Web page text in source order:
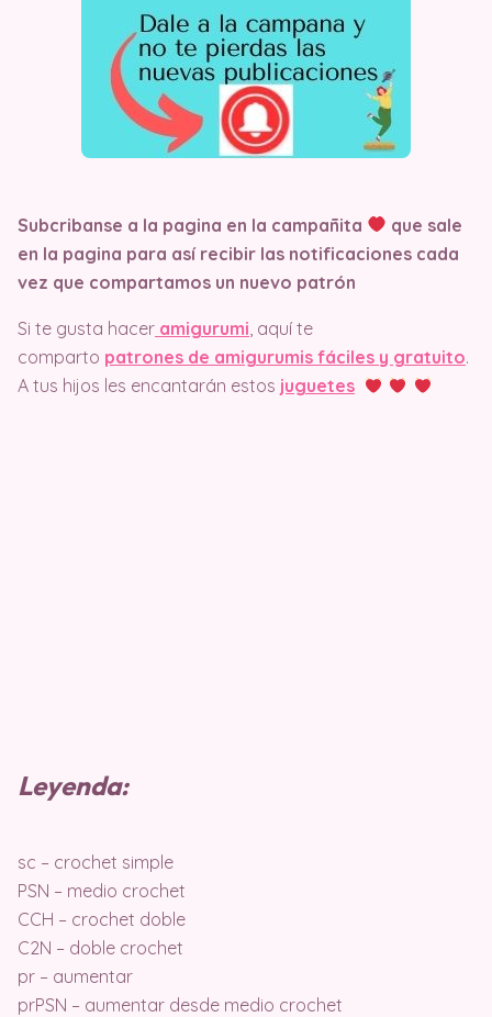
Subcribanse a la pagina en la campañita
que sale
en la pagina para así recibir las notificaciones cada
vez que compartamos un nuevo patrón
Si te gusta hacer amigurumi , aquí te
comparto patrones de amigurumis fáciles y gratuito.
A tus hijos les encantarán estos juguetes
Leyenda:
sc – crochet simple
PSN – medio crochet
CCH – crochet doble
C2N – doble crochet
pr – aumentar
prPSN – aumentar desde medio crochet